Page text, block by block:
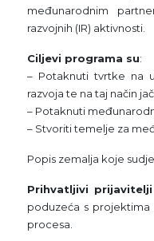
međunarodnim
razvojnih (IR) aktivnosti.
Ciljevi programa su:
– Potaknuti tvrtke na
razvoja te na taj način
– Potaknuti
– Stvoriti temelje za
Popis zemalja koje
Prihvatljivi
poduzeća s projektima
procesa.